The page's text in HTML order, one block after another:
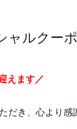
ャルクー
えます／
だき、心より感